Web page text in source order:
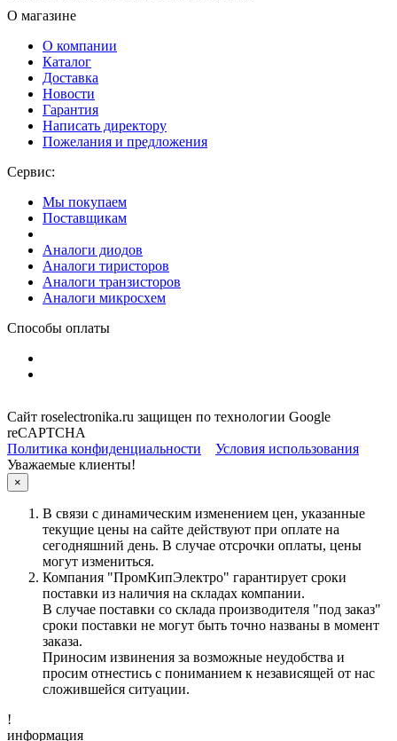
О магазине
О компании
Каталог
Доставка
Новости
Гарантия
Написать директору
Пожелания и предложения
Сервис:
Мы покупаем
Поставщикам
Аналоги диодов
Аналоги тиристоров
Аналоги транзисторов
Аналоги микросхем
Способы оплаты
Сайт roselectronika.ru защищен по технологии Google
reCAPTCHA
Политика конфиденциальности
Условия использования
Уважаемые клиенты!
×
В связи с динамическим изменением цен, указанные
текущие цены на сайте действуют при оплате на
сегодняшний день. В случае отсрочки оплаты, цены
могут измениться.
Компания "ПромКипЭлектро" гарантирует сроки
поставки из наличия на складах компании.
В случае поставки со склада производителя "под заказ"
сроки поставки не могут быть точно названы в момент
заказа.
Приносим извинения за возможные неудобства и
просим отнестись с пониманием к независящей от нас
сложившейся ситуации.
!
информация